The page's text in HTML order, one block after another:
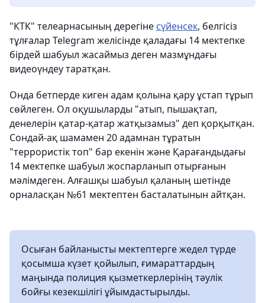
"КТК" телеарнасының дерегіне сүйенсек, белгісіз
тұлғалар Telegram желісінде қаладағы 14 мектепке
бірдей шабуыл жасаймыз деген мазмұндағы
видеоүндеу таратқан.
Онда бетперде киген адам қолына қару ұстап тұрып
сөйлеген. Ол оқушыларды "атып, пышақтап,
денелерін қатар-қатар жатқызамыз" деп қорқытқан.
Сондай-ақ шамамен 20 адамнан тұратын
"террористік топ" бар екенін және Қарағандыдағы
14 мектепке шабуыл жоспарланып отырғанын
мәлімдеген. Алғашқы шабуыл қаланың шетінде
орналасқан №61 мектептен басталатынын айтқан.
Осыған байланысты мектептерге жедел түрде
қосымша күзет қойылып, ғимараттардың
маңында полиция қызметкерлерінің тәулік
бойғы кезекшілігі ұйымдастырылды.